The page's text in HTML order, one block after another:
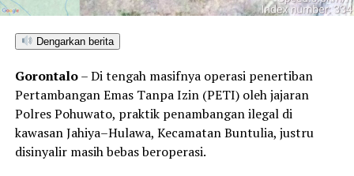
Dengarkan berita
Gorontalo– Di tengah masifnya operasi penertiban
Pertambangan Emas Tanpa Izin (PETI) oleh jajaran
Polres Pohuwato, praktik penambangan ilegal di
kawasan Jahiya–Hulawa, Kecamatan Buntulia, justru
disinyalir masih bebas beroperasi.